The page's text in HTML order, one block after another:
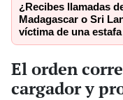
¿Recibes llamadas
Madagascar o Sri
víctima de una
El orden
cargador y